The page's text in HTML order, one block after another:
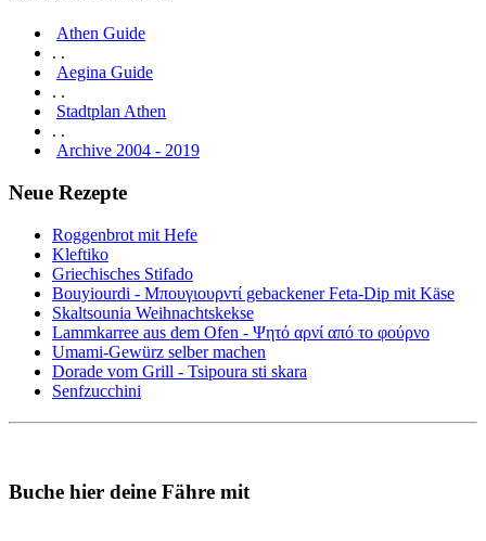
Athen Guide
. .
Aegina Guide
. .
Stadtplan Athen
. .
Archive 2004 - 2019
Neue Rezepte
Roggenbrot mit Hefe
Kleftiko
Griechisches Stifado
Bouyiourdi - Μπουγιουρντί gebackener Feta-Dip mit Käse
Skaltsounia Weihnachtskekse
Lammkarree aus dem Ofen - Ψητό αρνί από το φούρνο
Umami-Gewürz selber machen
Dorade vom Grill - Tsipoura sti skara
Senfzucchini
Buche hier deine Fähre mit